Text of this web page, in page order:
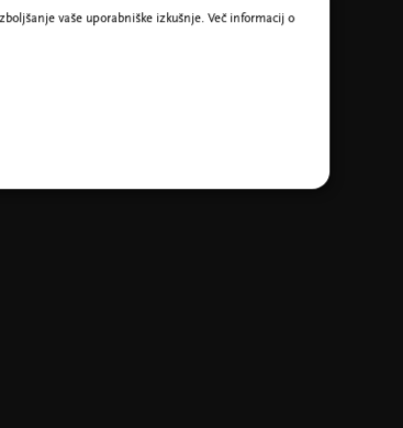
vaše uporabniške izkušnje. Več informacij o